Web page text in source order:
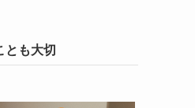
とも大切